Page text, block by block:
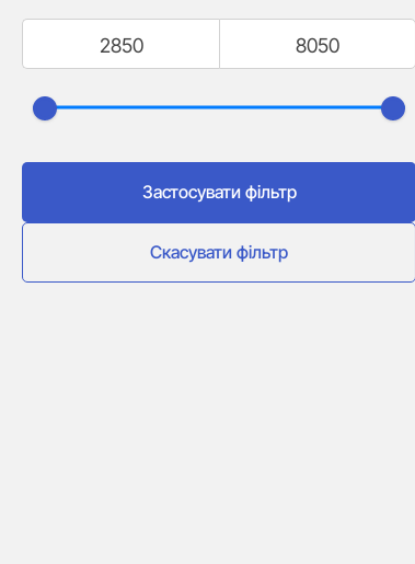
Застосувати фільтр
Скасувати фільтр